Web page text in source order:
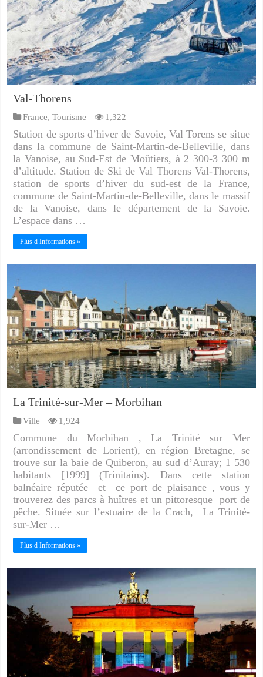
Val-Thorens
France,Tourisme 1,322
Station de sports d’hiver de Savoie, Val Torens se situe
dans la commune de Saint-Martin-de-Belleville, dans
la Vanoise, au Sud-Est de Moûtiers, à 2 300-3 300 m
d’altitude. Station de Ski de Val Thorens Val-Thorens,
station de sports d’hiver du sud-est de la France,
commune de Saint-Martin-de-Belleville, dans le massif
de la Vanoise, dans le département de la Savoie.
L’espace dans …
Plus d Informations »
La Trinité-sur-Mer – Morbihan
Ville 1,924
Commune du Morbihan , La Trinité sur Mer
(arrondissement de Lorient), en région Bretagne, se
trouve sur la baie de Quiberon, au sud d’Auray; 1 530
habitants [1999] (Trinitains). Dans cette station
balnéaire réputée et ce port de plaisance , vous y
trouverez des parcs à huîtres et un pittoresque port de
pêche. Située sur l’estuaire de la Crach, La Trinité-
sur-Mer …
Plus d Informations »